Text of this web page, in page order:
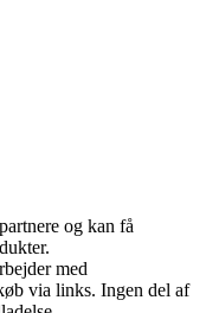
og kan få
med
via links. Ingen del af